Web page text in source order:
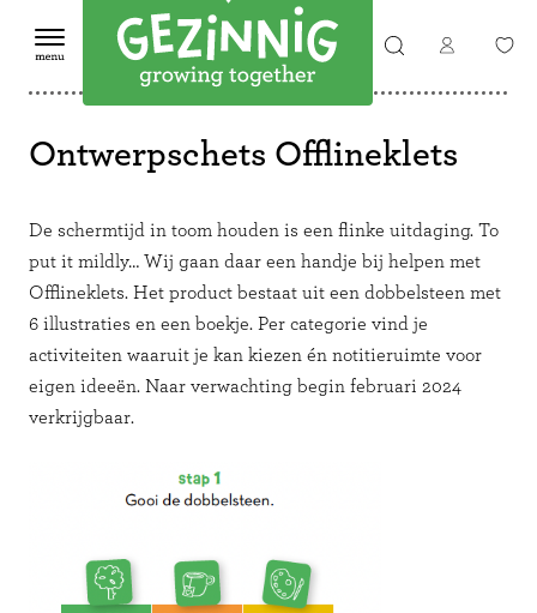
Ontwerpschets Offlineklets
De schermtijd in toom houden is een flinke uitdaging. To
put it mildly… Wij gaan daar een handje bij helpen met
Offlineklets. Het product bestaat uit een dobbelsteen met
6 illustraties en een boekje. Per categorie vind je
activiteiten waaruit je kan kiezen én notitieruimte voor
eigen ideeën. Naar verwachting begin februari 2024
verkrijgbaar.